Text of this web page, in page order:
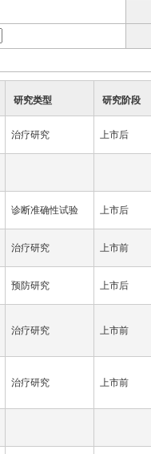
研究类型 研究阶段
治疗研究 上市后
诊断准确性试验 上市后
治疗研究 上市前
预防研究 上市后
治疗研究 上市前
治疗研究 上市前